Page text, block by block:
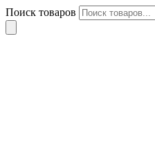
Поиск товаров